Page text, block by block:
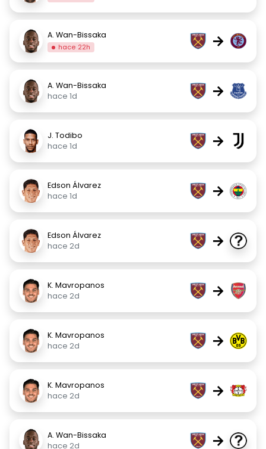
A. Wan-Bissaka
hace 22h →
A. Wan-Bissaka
hace 1d
→
J. Todibo
hace 1d
→
Edson Álvarez
hace 1d
→
Edson Álvarez
hace 2d
→
K. Mavropanos
hace 2d
→
K. Mavropanos
hace 2d
→
K. Mavropanos
hace 2d
→
A. Wan-Bissaka
hace 2d
→